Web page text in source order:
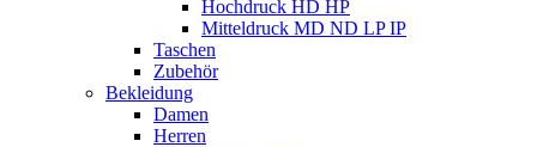
Hochdruck HD HP
Mitteldruck MD ND LP IP
Taschen
Zubehör
Bekleidung
Damen
Herren